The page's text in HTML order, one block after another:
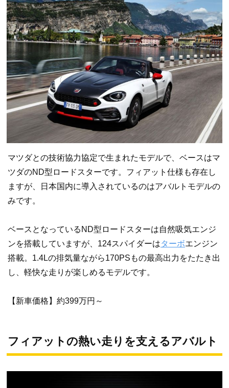
マツダとの技術協力協定で生まれたモデルで、ベースはマ
ツダのND型ロードスターです。フィアット仕様も存在し
ますが、日本国内に導入されているのはアバルトモデルの
みです。
ベースとなっているND型ロードスターは自然吸気エンジ
ンを搭載していますが、124スパイダーはターボエンジン
搭載。1.4Lの排気量ながら170PSもの最高出力をたたき出
し、軽快な走りが楽しめるモデルです。
【新車価格】約399万円～
フィアットの熱い走りを支えるアバルト